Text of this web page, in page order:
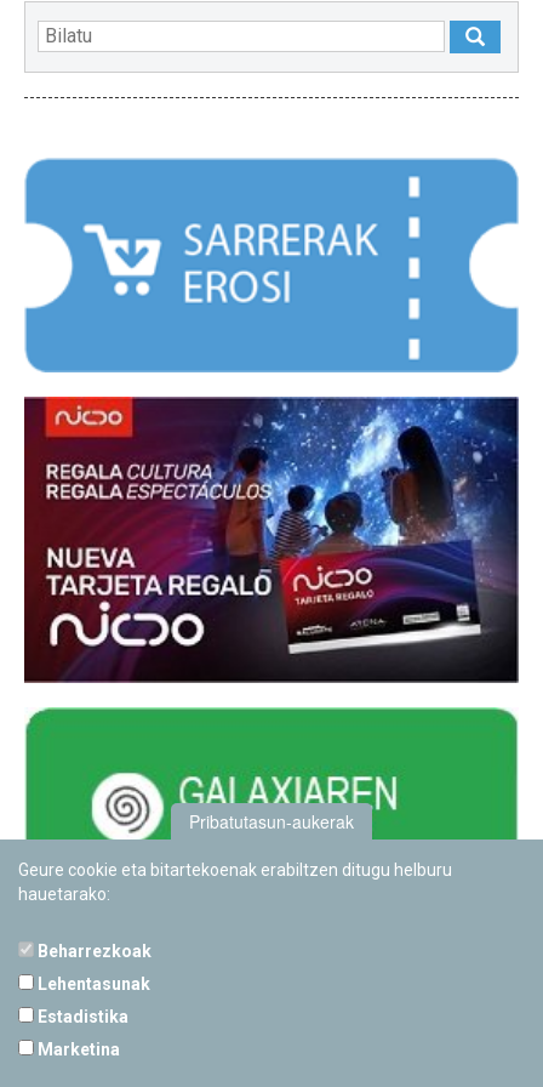
Pribatutasun-aukerak
Geure cookie eta bitartekoenak erabiltzen ditugu helburu
hauetarako:
Beharrezkoak
Lehentasunak
Estadistika
Marketina